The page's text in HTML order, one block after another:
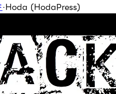
·Hoda (HodaPress)